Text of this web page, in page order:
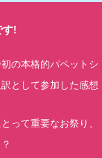
す!
の本格的パペットシ
として参加した感想
って重要なお祭り、